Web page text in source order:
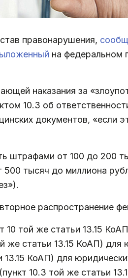
правонарушения,
на федеральном
наказания за
10.3 об
документов, «если
штрафами от 100 до 200
тысяч до миллиона
распространение
10 той же статьи 13.15
же статьи 13.15 КоАП) для
13.15 КоАП) для
10.3 той же статьи